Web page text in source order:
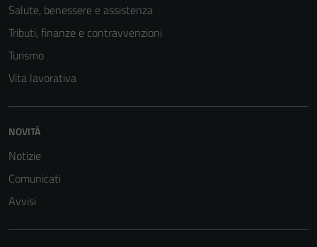
Salute, benessere e assistenza
Tributi, finanze e contravvenzioni
Turismo
Vita lavorativa
NOVITÀ
Notizie
Comunicati
Avvisi